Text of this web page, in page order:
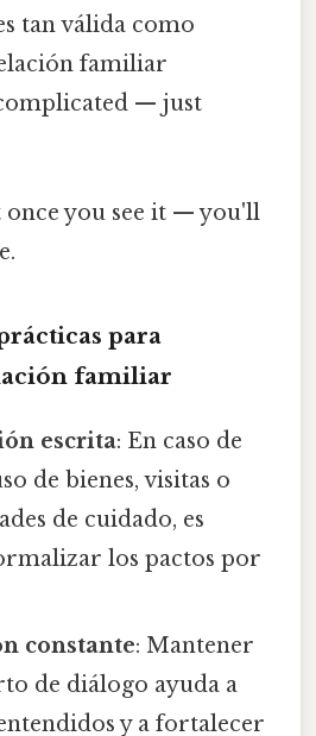
tan válida como
familiar
— just
once you see it — you'll
para
familiar
escrita: En caso de
de bienes, visitas o
de cuidado, es
los pactos por
constante: Mantener
de diálogo ayuda a
y a fortalecer